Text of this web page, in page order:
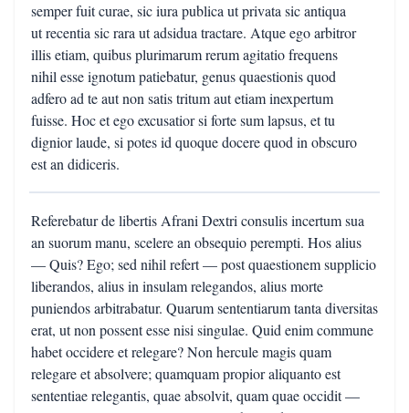
semper fuit curae, sic iura publica ut privata sic antiqua
ut recentia sic rara ut adsidua tractare. Atque ego arbitror
illis etiam, quibus plurimarum rerum agitatio frequens
nihil esse ignotum patiebatur, genus quaestionis quod
adfero ad te aut non satis tritum aut etiam inexpertum
fuisse. Hoc et ego excusatior si forte sum lapsus, et tu
dignior laude, si potes id quoque docere quod in obscuro
est an didiceris.
Referebatur de libertis Afrani Dextri consulis incertum sua
an suorum manu, scelere an obsequio perempti. Hos alius
— Quis? Ego; sed nihil refert — post quaestionem supplicio
liberandos, alius in insulam relegandos, alius morte
puniendos arbitrabatur. Quarum sententiarum tanta diversitas
erat, ut non possent esse nisi singulae. Quid enim commune
habet occidere et relegare? Non hercule magis quam
relegare et absolvere; quamquam propior aliquanto est
sententiae relegantis, quae absolvit, quam quae occidit —